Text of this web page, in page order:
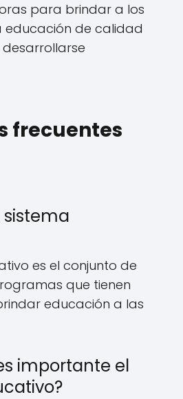
para brindar a los
educación de calidad
frecuentes
sistema
es el conjunto de
que tienen
educación a las
importante el